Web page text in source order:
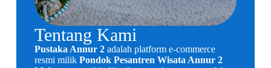
Tentang Kami​
Pustaka Annur 2adalah platform e-commerce
resmi milik Pondok Pesantren Wisata Annur 2